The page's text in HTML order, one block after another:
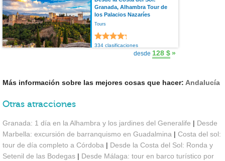
Granada, Alhambra Tour de
los Palacios Nazaríes
Tours
334 clasificaciones
desde 128 $»
Más información sobre las mejores cosas que hacer: Andalucía
Otras atracciones
Granada: 1 día en la Alhambra y los jardines del Generalife | Desde
Marbella: excursión de barranquismo en Guadalmina | Costa del sol:
tour de día completo a Córdoba | Desde la Costa del Sol: Ronda y
Setenil de las Bodegas | Desde Málaga: tour en barco turístico por